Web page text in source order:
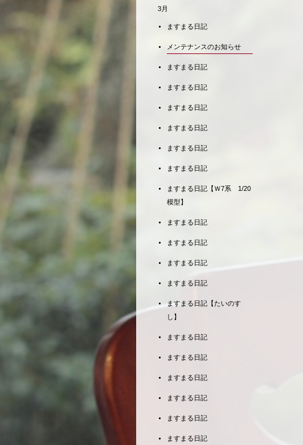
3月
ますまる日記
メンテナンスのお知らせ
ますまる日記
ますまる日記
ますまる日記
ますまる日記
ますまる日記
ますまる日記
ますまる日記【Ｗ7系 1/20
模型】
ますまる日記
ますまる日記
ますまる日記
ますまる日記
ますまる日記【たいのす
し】
ますまる日記
ますまる日記
ますまる日記
ますまる日記
ますまる日記
ますまる日記